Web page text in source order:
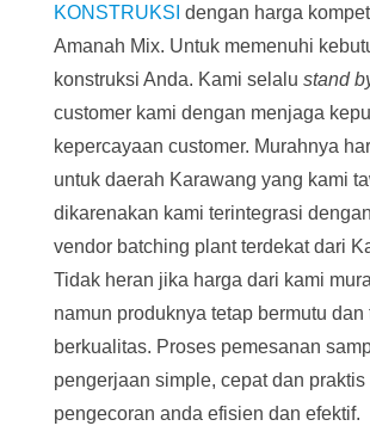
KONSTRUKSI dengan harga
Amanah Mix. Untuk memenuhi
konstruksi Anda. Kami selalu stand
customer kami dengan menjaga
kepercayaan customer. Murahnya
untuk daerah Karawang yang kami
dikarenakan kami terintegrasi
vendor batching plant terdekat dari
Tidak heran jika harga dari kami
namun produknya tetap bermutu dan
berkualitas. Proses pemesanan
pengerjaan simple, cepat dan
pengecoran anda efisien dan efektif.